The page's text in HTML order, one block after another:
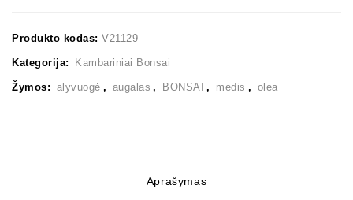
Produkto kodas: V21129
Kategorija: Kambariniai Bonsai
Žymos: alyvuogė , augalas , BONSAI , medis , olea
Aprašymas